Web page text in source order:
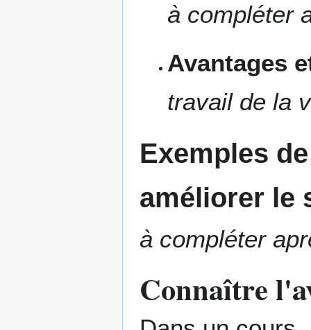
à compléter
Avantages
travail de la
Exemples
améliorer le
à compléter
Connaître